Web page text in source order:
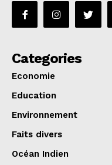
Categories
Economie
Education
Environnement
Faits divers
Océan Indien